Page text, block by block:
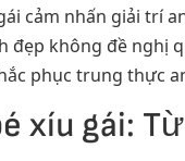
cảm nhấn giải trí
không đề nghị
phục trung thực
xíu gái: